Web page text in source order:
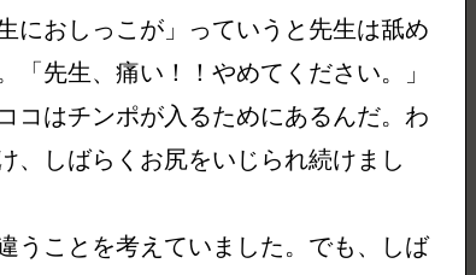
におしっこが」っていうと先生は舐め
先生、痛い！！やめてください。」
コはチンポが入るためにあるんだ。わ
、しばらくお尻をいじられ続けまし
うことを考えていました。でも、しば